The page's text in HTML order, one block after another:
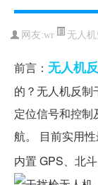
网友:wr 无人
前言： 无人机
的？无人机反制
定位信号和控制
航。 目前实用
内置 GPS、北